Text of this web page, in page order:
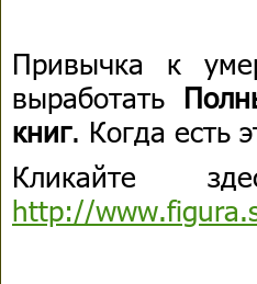
Привычка к
выработать
книг. Когда есть
Кликайте
http://